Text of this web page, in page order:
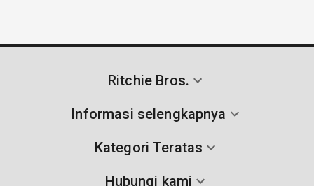
Ritchie Bros.
Informasi selengkapnya
Kategori Teratas
Hubungi kami